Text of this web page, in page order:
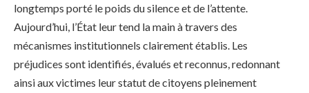
longtemps porté le poids du silence et de l’attente.
Aujourd’hui, l’État leur tend la main à travers des
mécanismes institutionnels clairement établis. Les
préjudices sont identifiés, évalués et reconnus, redonnant
ainsi aux victimes leur statut de citoyens pleinement